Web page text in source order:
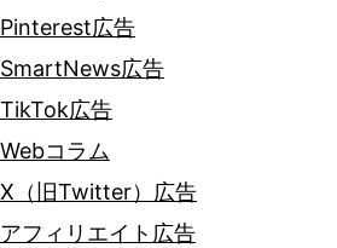
Pinterest広告
SmartNews広告
TikTok広告
Webコラム
X（旧Twitter）広告
アフィリエイト広告